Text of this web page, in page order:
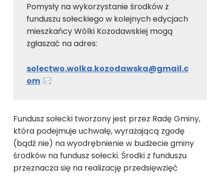
Pomysły na wykorzystanie środków z
funduszu sołeckiego w kolejnych edycjach
mieszkańcy Wólki Kozodawskiej mogą
zgłaszać na adres:
solectwo.wolka.kozodawska@gmail.c
om
Fundusz sołecki tworzony jest przez Radę Gminy,
która podejmuje uchwałę, wyrażającą zgodę
(bądź nie) na wyodrębnienie w budżecie gminy
środków na fundusz sołecki. Środki z funduszu
przeznacza się na realizację przedsięwzięć